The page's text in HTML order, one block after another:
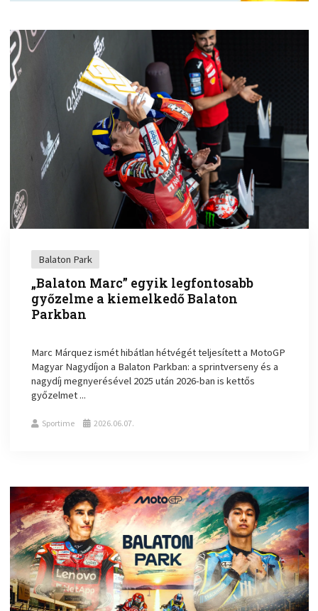
Balaton Park
„Balaton Marc” egyik legfontosabb
győzelme a kiemelkedő Balaton
Parkban
Marc Márquez ismét hibátlan hétvégét teljesített a MotoGP
Magyar Nagydíjon a Balaton Parkban: a sprintverseny és a
nagydíj megnyerésével 2025 után 2026-ban is kettős
győzelmet ...
Sportime 2026.06.07.